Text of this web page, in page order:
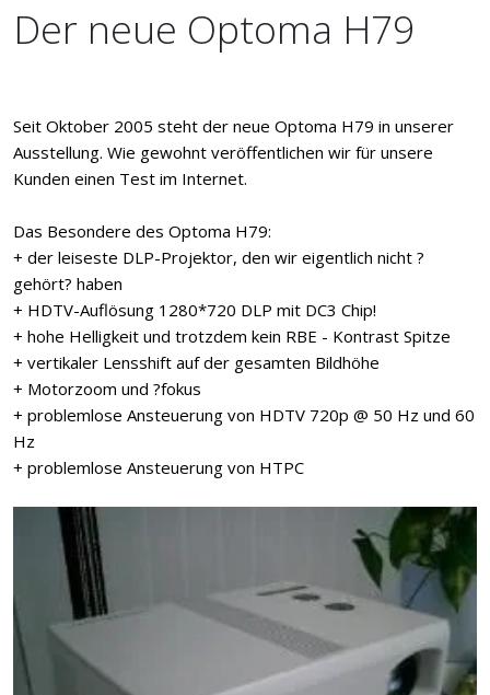
Der neue Optoma H79
Seit Oktober 2005 steht der neue Optoma H79 in unserer
Ausstellung. Wie gewohnt veröffentlichen wir für unsere
Kunden einen Test im Internet.
Das Besondere des Optoma H79:
+ der leiseste DLP-Projektor, den wir eigentlich nicht ?
gehört? haben
+ HDTV-Auflösung 1280*720 DLP mit DC3 Chip!
+ hohe Helligkeit und trotzdem kein RBE - Kontrast Spitze
+ vertikaler Lensshift auf der gesamten Bildhöhe
+ Motorzoom und ?fokus
+ problemlose Ansteuerung von HDTV 720p @ 50 Hz und 60
Hz
+ problemlose Ansteuerung von HTPC